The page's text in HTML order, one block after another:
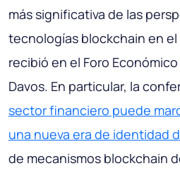
más significativa de las
tecnologías blockchain en
recibió en el Foro
Davos. En particular, la
sector financiero puede
una nueva era de identidad
de mecanismos blockchain